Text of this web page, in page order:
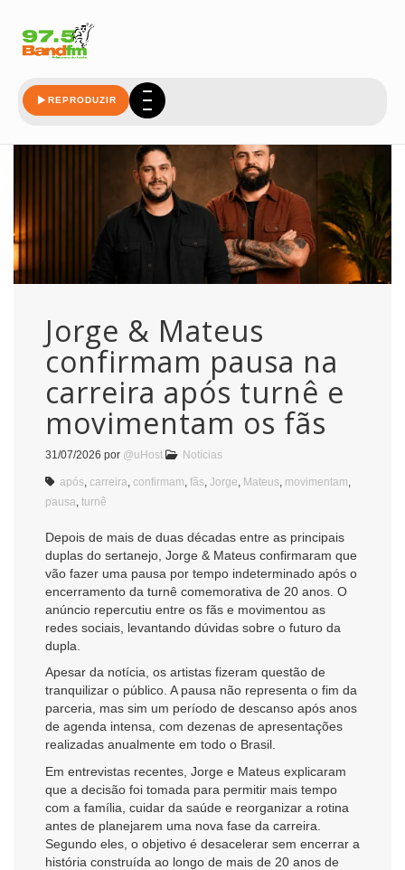
REPRODUZIR
Jorge & Mateus
confirmam pausa na
carreira após turnê e
movimentam os fãs
31/07/2026 por @uHost Notícias
após, carreira, confirmam, fãs, Jorge, Mateus, movimentam,
pausa, turnê
Depois de mais de duas décadas entre as principais
duplas do sertanejo, Jorge & Mateus confirmaram que
vão fazer uma pausa por tempo indeterminado após o
encerramento da turnê comemorativa de 20 anos. O
anúncio repercutiu entre os fãs e movimentou as
redes sociais, levantando dúvidas sobre o futuro da
dupla.
Apesar da notícia, os artistas fizeram questão de
tranquilizar o público. A pausa não representa o fim da
parceria, mas sim um período de descanso após anos
de agenda intensa, com dezenas de apresentações
realizadas anualmente em todo o Brasil.
Em entrevistas recentes, Jorge e Mateus explicaram
que a decisão foi tomada para permitir mais tempo
com a família, cuidar da saúde e reorganizar a rotina
antes de planejarem uma nova fase da carreira.
Segundo eles, o objetivo é desacelerar sem encerrar a
história construída ao longo de mais de 20 anos de